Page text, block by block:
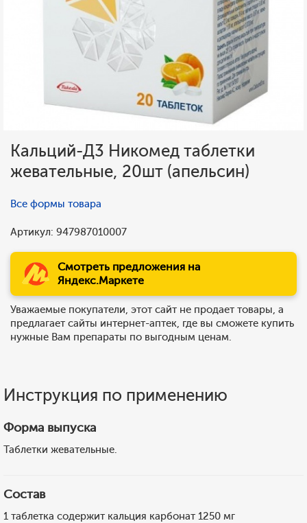
Кальций-Д3 Никомед таблетки
жевательные, 20шт (апельсин)
Все формы товара
Артикул: 947987010007
Смотреть предложения на
Яндекс.Маркете
Уважаемые покупатели, этот сайт не продает товары, а
предлагает сайты интернет-аптек, где вы сможете купить
нужные Вам препараты по выгодным ценам.
Инструкция по применению
Форма выпуска
Таблетки жевательные.
Состав
1 таблетка содержит кальция карбонат 1250 мг